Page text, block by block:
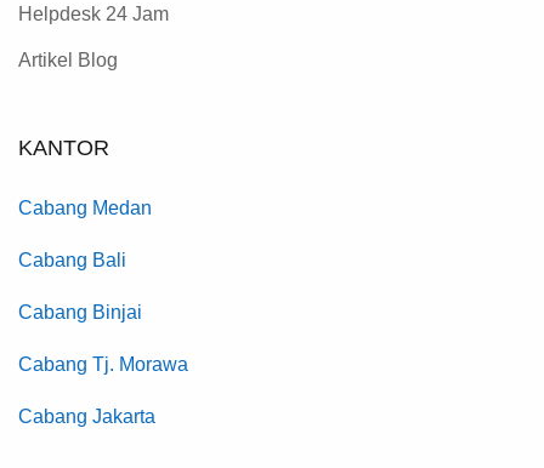
Helpdesk 24 Jam
Artikel Blog
KANTOR
Cabang Medan
Cabang Bali
Cabang Binjai
Cabang Tj. Morawa
Cabang Jakarta